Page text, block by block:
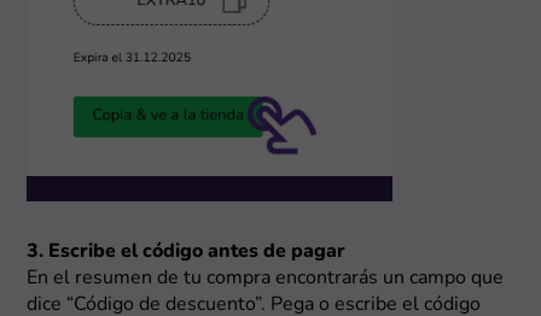
3. Escribe el código antes de pagar
En el resumen de tu compra encontrarás un campo que
dice “Código de descuento”. Pega o escribe el código